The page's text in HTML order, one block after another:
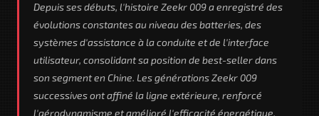
Depuis ses débuts, l'histoire Zeekr 009 a enregistré des
évolutions constantes au niveau des batteries, des
systèmes d'assistance à la conduite et de l'interface
utilisateur, consolidant sa position de best-seller dans
son segment en Chine. Les générations Zeekr 009
successives ont affiné la ligne extérieure, renforcé
l'aérodynamisme et amélioré l'efficacité énergétique,